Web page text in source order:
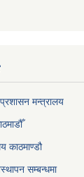
मन्त्रालय
काठमाण्ड‌ौ
सम्बन्धमा